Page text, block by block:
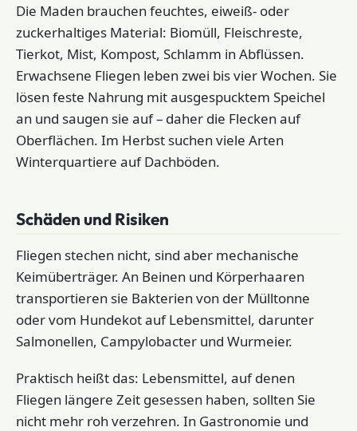
Die Maden brauchen feuchtes, eiweiß- oder
zuckerhaltiges Material: Biomüll, Fleischreste,
Tierkot, Mist, Kompost, Schlamm in Abflüssen.
Erwachsene Fliegen leben zwei bis vier Wochen. Sie
lösen feste Nahrung mit ausgespucktem Speichel
an und saugen sie auf – daher die Flecken auf
Oberflächen. Im Herbst suchen viele Arten
Winterquartiere auf Dachböden.
Schäden und Risiken
Fliegen stechen nicht, sind aber mechanische
Keimüberträger. An Beinen und Körperhaaren
transportieren sie Bakterien von der Mülltonne
oder vom Hundekot auf Lebensmittel, darunter
Salmonellen, Campylobacter und Wurmeier.
Praktisch heißt das: Lebensmittel, auf denen
Fliegen längere Zeit gesessen haben, sollten Sie
nicht mehr roh verzehren. In Gastronomie und